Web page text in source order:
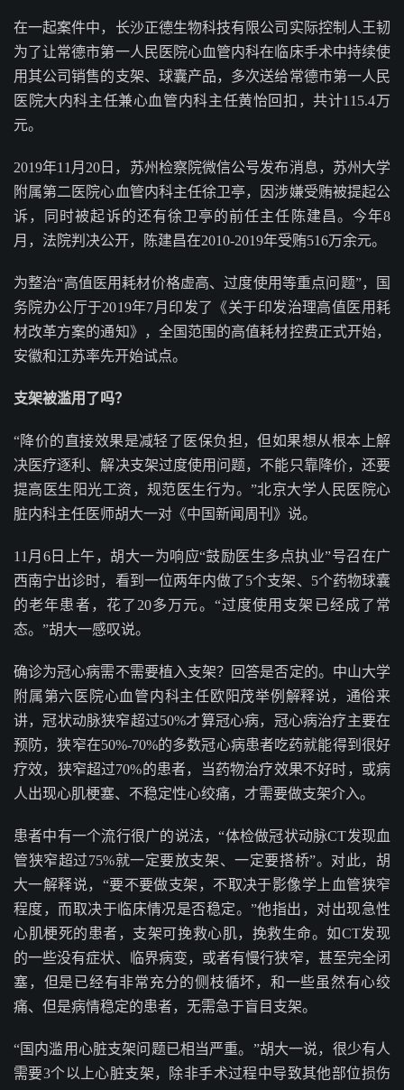
在一起案件中，长沙正德生物科技有限公司实际控制人王韧
为了让常德市第一人民医院心血管内科在临床手术中持续使
用其公司销售的支架、球囊产品，多次送给常德市第一人民
医院大内科主任兼心血管内科主任黄怡回扣，共计115.4万
元。
2019年11月20日，苏州检察院微信公号发布消息，苏州大学
附属第二医院心血管内科主任徐卫亭，因涉嫌受贿被提起公
诉，同时被起诉的还有徐卫亭的前任主任陈建昌。今年8
月，法院判决公开，陈建昌在2010-2019年受贿516万余元。
为整治“高值医用耗材价格虚高、过度使用等重点问题”，国
务院办公厅于2019年7月印发了《关于印发治理高值医用耗
材改革方案的通知》，全国范围的高值耗材控费正式开始，
安徽和江苏率先开始试点。
支架被滥用了吗？
“降价的直接效果是减轻了医保负担，但如果想从根本上解
决医疗逐利、解决支架过度使用问题，不能只靠降价，还要
提高医生阳光工资，规范医生行为。”北京大学人民医院心
脏内科主任医师胡大一对《中国新闻周刊》说。
11月6日上午，胡大一为响应“鼓励医生多点执业”号召在广
西南宁出诊时，看到一位两年内做了5个支架、5个药物球囊
的老年患者，花了20多万元。“过度使用支架已经成了常
态。”胡大一感叹说。
确诊为冠心病需不需要植入支架？回答是否定的。中山大学
附属第六医院心血管内科主任欧阳茂举例解释说，通俗来
讲，冠状动脉狭窄超过50%才算冠心病，冠心病治疗主要在
预防，狭窄在50%-70%的多数冠心病患者吃药就能得到很好
疗效，狭窄超过70%的患者，当药物治疗效果不好时，或病
人出现心肌梗塞、不稳定性心绞痛，才需要做支架介入。
患者中有一个流行很广的说法，“体检做冠状动脉CT发现血
管狭窄超过75%就一定要放支架、一定要搭桥”。对此，胡
大一解释说，“要不要做支架，不取决于影像学上血管狭窄
程度，而取决于临床情况是否稳定。”他指出，对出现急性
心肌梗死的患者，支架可挽救心肌，挽救生命。如CT发现
的一些没有症状、临界病变，或者有慢行狭窄，甚至完全闭
塞，但是已经有非常充分的侧枝循坏，和一些虽然有心绞
痛、但是病情稳定的患者，无需急于盲目支架。
“国内滥用心脏支架问题已相当严重。”胡大一说，很少有人
需要3个以上心脏支架，除非手术过程中导致其他部位损伤